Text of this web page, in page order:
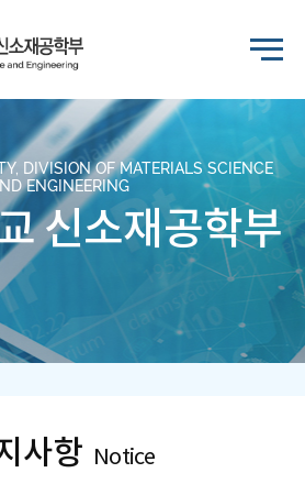
DIVISION OF MATERIALS SCIENCE
ENGINEERING
신소재공학부
사항 Notice